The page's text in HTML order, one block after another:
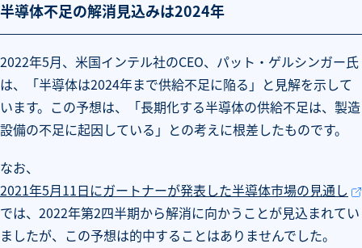
半導体不足の解消見込みは2024年
2022年5月、米国インテル社のCEO、パット・ゲルシンガー氏
は、「半導体は2024年まで供給不足に陥る」と見解を示して
います。この予想は、「長期化する半導体の供給不足は、製造
設備の不足に起因している」との考えに根差したものです。
なお、
2021年5月11日にガートナーが発表した半導体市場の見通し
では、2022年第2四半期から解消に向かうことが見込まれてい
ましたが、この予想は的中することはありませんでした。